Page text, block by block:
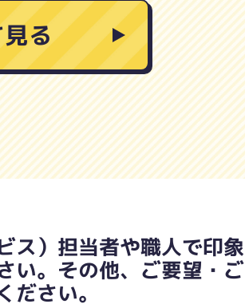
る
ス）担当者や職人で印象
い。その他、ご要望・ご
さい。